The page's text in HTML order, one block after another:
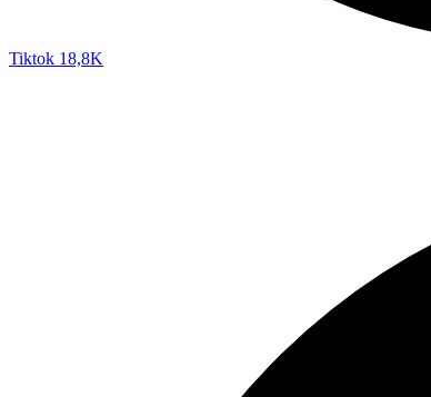
Tiktok 18,8K